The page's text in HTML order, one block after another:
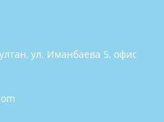
ул. Иманбаева 5, офис